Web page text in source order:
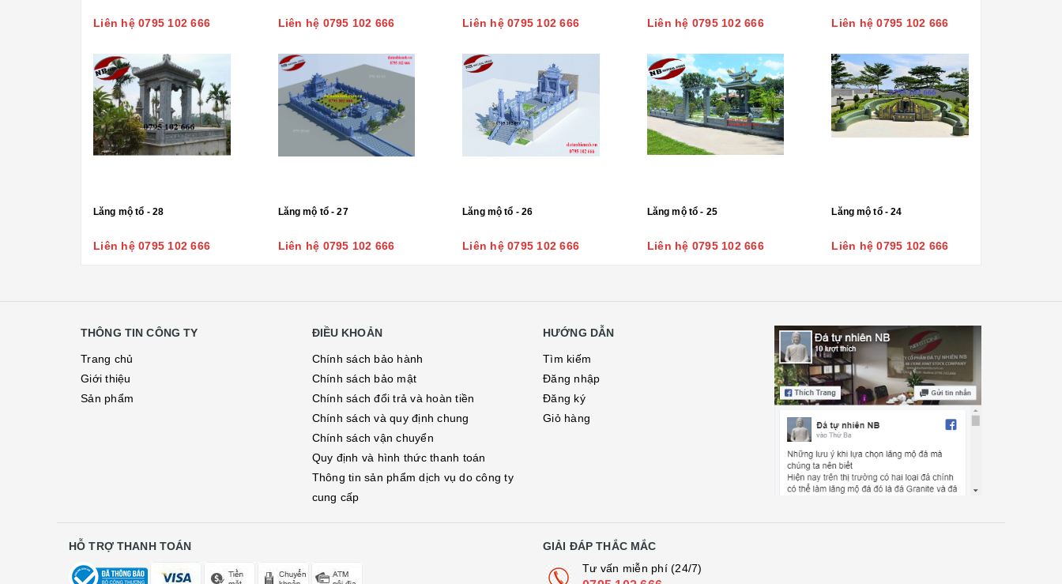
Liên hệ 0795 102 666 Liên hệ 0795 102 666 Liên hệ 0795 102 666 Liên hệ 0795 102 666 Liên hệ 0795 102 666
Lăng mộ tổ - 28
Liên hệ 0795 102 666
Lăng mộ tổ - 27
Liên hệ 0795 102 666
Lăng mộ tổ - 26
Liên hệ 0795 102 666
Lăng mộ tổ - 25
Liên hệ 0795 102 666
Lăng mộ tổ - 24
Liên hệ 0795 102 666
THÔNG TIN CÔNG TY
Trang chủ
Giới thiệu
Sản phẩm
ĐIỀU KHOẢN
Chính sách bảo hành
Chính sách bảo mật
Chính sách đổi trả và hoàn tiền
Chính sách và quy định chung
Chính sách vận chuyển
Quy định và hình thức thanh toán
Thông tin sản phẩm dịch vụ do công ty
cung cấp
HƯỚNG DẪN
Tìm kiếm
Đăng nhập
Đăng ký
Giỏ hàng
HỖ TRỢ THANH TOÁN
GIẢI ĐÁP THẮC MẮC
Tư vấn miễn phí (24/7)